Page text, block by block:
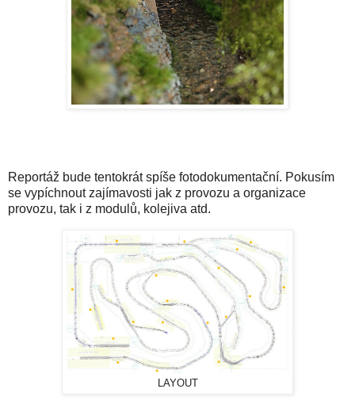
Reportáž bude tentokrát spíše fotodokumentační. Pokusím
se vypíchnout zajímavosti jak z provozu a organizace
provozu, tak i z modulů, kolejiva atd.
LAYOUT